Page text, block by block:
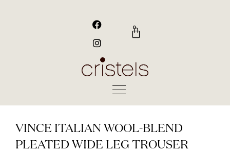
F
a
c
e
b
o
I
n
s
t
a
g
0
Kurv
VINCE ITALIAN WOOL-BLEND
PLEATED WIDE LEG TROUSER